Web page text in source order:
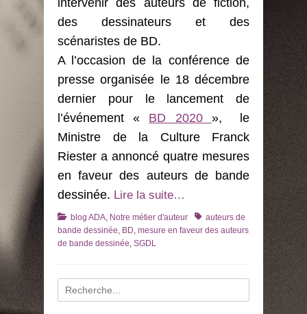
intervenir des auteurs de fiction,
des dessinateurs et des
scénaristes de BD.
A l’occasion de la conférence de
presse organisée le 18 décembre
dernier pour le lancement de
l’événement « BD 2020 », le
Ministre de la Culture Franck
Riester a annoncé quatre mesures
en faveur des auteurs de bande
dessinée. Lire la suite…
Catégories
blog ADA, Notre métier d'auteur Tagsauteurs de
bande dessinée, BD, mesure en faveur des auteurs
de bande dessinée, SGDL
Recherche
pour